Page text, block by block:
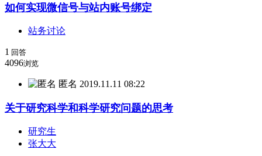
如何实现微信号与站内账号绑定
站务讨论
1 回答
4096浏览
匿名 2019.11.11 08:22
关于研究科学和科学研究问题的思考
研究生
张大大